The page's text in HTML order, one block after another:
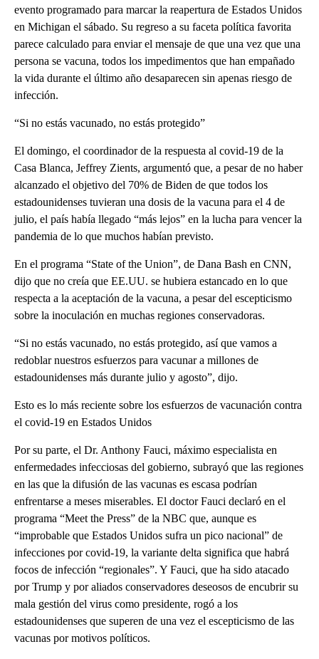
evento programado para marcar la reapertura de Estados Unidos
en Michigan el sábado. Su regreso a su faceta política favorita
parece calculado para enviar el mensaje de que una vez que una
persona se vacuna, todos los impedimentos que han empañado
la vida durante el último año desaparecen sin apenas riesgo de
infección.
“Si no estás vacunado, no estás protegido”
El domingo, el coordinador de la respuesta al covid-19 de la
Casa Blanca, Jeffrey Zients, argumentó que, a pesar de no haber
alcanzado el objetivo del 70% de Biden de que todos los
estadounidenses tuvieran una dosis de la vacuna para el 4 de
julio, el país había llegado “más lejos” en la lucha para vencer la
pandemia de lo que muchos habían previsto.
En el programa “State of the Union”, de Dana Bash en CNN,
dijo que no creía que EE.UU. se hubiera estancado en lo que
respecta a la aceptación de la vacuna, a pesar del escepticismo
sobre la inoculación en muchas regiones conservadoras.
“Si no estás vacunado, no estás protegido, así que vamos a
redoblar nuestros esfuerzos para vacunar a millones de
estadounidenses más durante julio y agosto”, dijo.
Esto es lo más reciente sobre los esfuerzos de vacunación contra
el covid-19 en Estados Unidos
Por su parte, el Dr. Anthony Fauci, máximo especialista en
enfermedades infecciosas del gobierno, subrayó que las regiones
en las que la difusión de las vacunas es escasa podrían
enfrentarse a meses miserables. El doctor Fauci declaró en el
programa “Meet the Press” de la NBC que, aunque es
“improbable que Estados Unidos sufra un pico nacional” de
infecciones por covid-19, la variante delta significa que habrá
focos de infección “regionales”. Y Fauci, que ha sido atacado
por Trump y por aliados conservadores deseosos de encubrir su
mala gestión del virus como presidente, rogó a los
estadounidenses que superen de una vez el escepticismo de las
vacunas por motivos políticos.